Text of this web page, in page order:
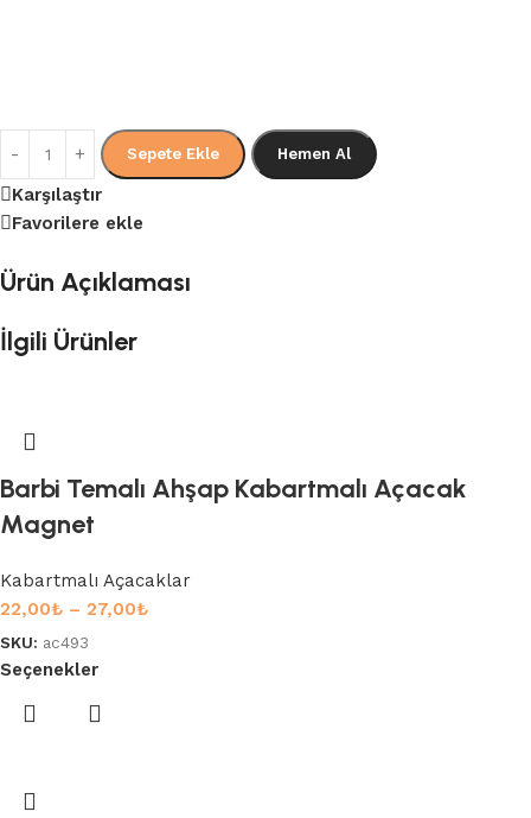
Sepete Ekle Hemen Al
Karşılaştır
Favorilere ekle
Ürün Açıklaması
İlgili Ürünler
Barbi Temalı Ahşap Kabartmalı Açacak
Magnet
Kabartmalı Açacaklar
22,00₺ – 27,00₺
SKU: ac493
Seçenekler